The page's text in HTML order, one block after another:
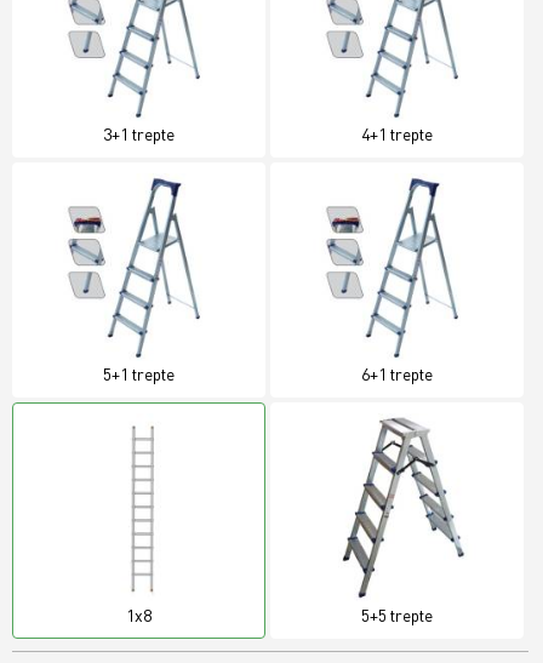
3+1 trepte 4+1 trepte
5+1 trepte 6+1 trepte
1x8 5+5 trepte